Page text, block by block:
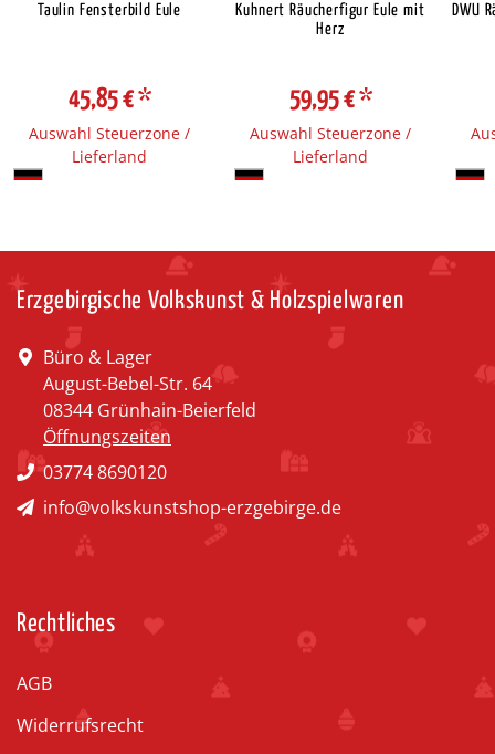
Taulin Fensterbild Eule
45,85 €*
Auswahl Steuerzone /
Lieferland
Kuhnert Räucherfigur Eule mit
Herz
59,95 €*
Auswahl Steuerzone /
Lieferland
DWU
Erzgebirgische Volkskunst & Holzspielwaren
Büro & Lager
August-Bebel-Str. 64
08344 Grünhain-Beierfeld
Öffnungszeiten
03774 8690120
info@volkskunstshop-erzgebirge.de
Rechtliches
AGB
Widerrufsrecht